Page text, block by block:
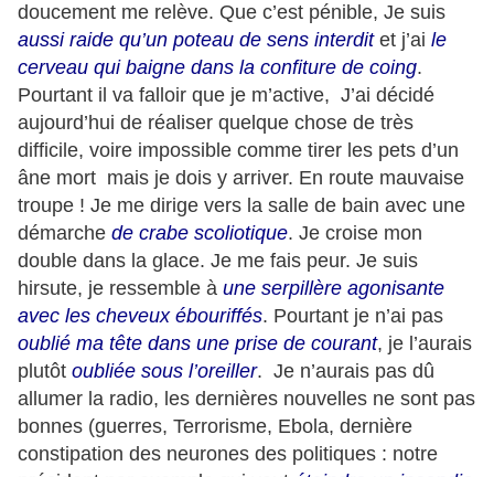
doucement me relève. Que c’est pénible, Je suis
aussi raide qu’un poteau de sens interditet j’ai le
cerveau qui baigne dans la confiture de coing.
Pourtant il va falloir que je m’active, J’ai décidé
aujourd’hui de réaliser quelque chose de très
difficile, voire impossible comme tirer les pets d’un
âne mort mais je dois y arriver. En route mauvaise
troupe ! Je me dirige vers la salle de bain avec une
démarche de crabe scoliotique. Je croise mon
double dans la glace. Je me fais peur. Je suis
hirsute, je ressemble à une serpillère agonisante
avec les cheveux ébouriffés. Pourtant je n’ai pas
oublié ma tête dans une prise de courant, je l’aurais
plutôt oubliée sous l’oreiller. Je n’aurais pas dû
allumer la radio, les dernières nouvelles ne sont pas
bonnes (guerres, Terrorisme, Ebola, dernière
constipation des neurones des politiques : notre